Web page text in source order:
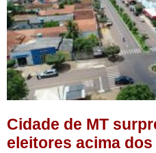
Cidade de MT
eleitores acima dos